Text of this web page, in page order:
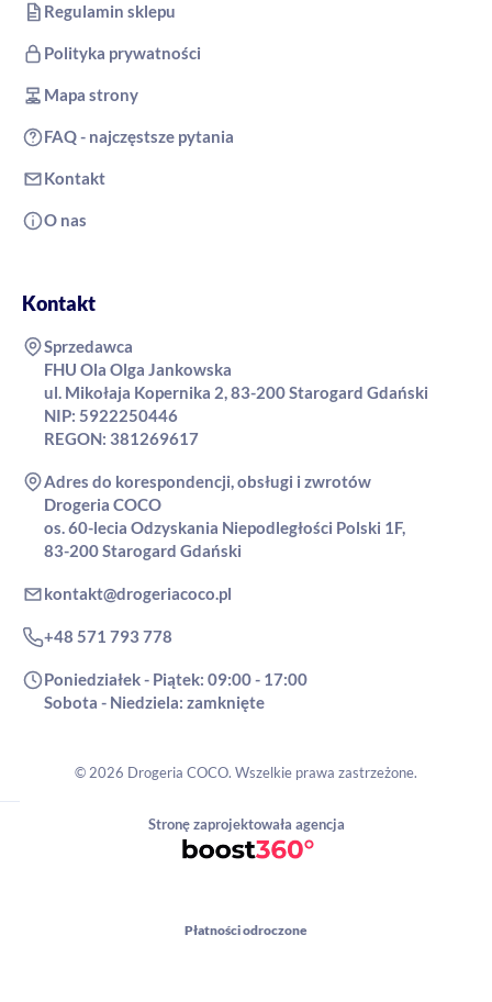
Regulamin sklepu
Polityka prywatności
Mapa strony
FAQ - najczęstsze pytania
Kontakt
O nas
Kontakt
Sprzedawca
FHU Ola Olga Jankowska
ul. Mikołaja Kopernika 2, 83-200 Starogard Gdański
NIP: 5922250446
REGON: 381269617
Adres do korespondencji, obsługi i zwrotów
Drogeria COCO
os. 60-lecia Odzyskania Niepodległości Polski 1F,
83-200 Starogard Gdański
kontakt@drogeriacoco.pl
+48 571 793 778
Poniedziałek - Piątek: 09:00 - 17:00
Sobota - Niedziela: zamknięte
© 2026 Drogeria COCO. Wszelkie prawa zastrzeżone.
Stronę zaprojektowała agencja
Płatności odroczone